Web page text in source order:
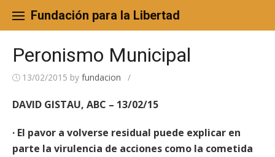
content
Fundación para la Libertad
Peronismo Municipal
13/02/2015 by fundacion /
DAVID GISTAU, ABC – 13/02/15
· El pavor a volverse residual puede explicar en
parte la virulencia de acciones como la cometida